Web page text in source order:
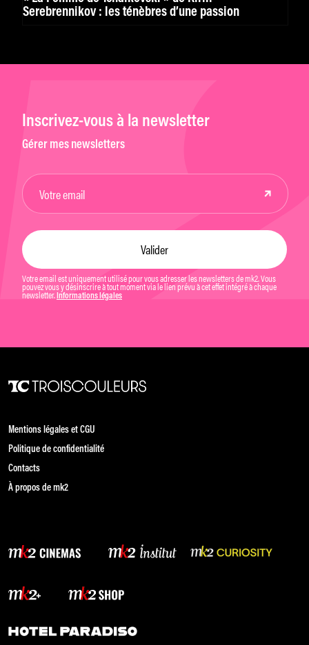
Serebrennikov : les ténèbres d’une passion
Inscrivez-vous à la newsletter
Gérer mes newsletters
Votre email est uniquement utilisé pour vous adresser les newsletters de mk2. Vous
pouvez vous y désinscrire à tout moment via le lien prévu à cet effet intégré à chaque
newsletter. Informations légales
Mentions légales et CGU
Politique de confidentialité
Contacts
À propos de mk2